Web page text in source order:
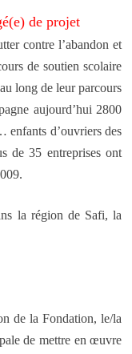
de projet
contre l’abandon et
de soutien scolaire
long de leur parcours
aujourd’hui 2800
enfants d’ouvriers des
de 35 entreprises ont
la région de Safi, la
de la Fondation, le/la
de mettre en œuvre